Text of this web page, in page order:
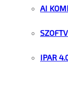
AI
IPAR